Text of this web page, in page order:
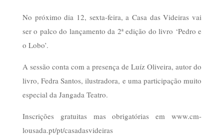
No próximo dia 12, sexta-feira, a Casa das Videiras vai
ser o palco do lançamento da 2ª edição do livro ‘Pedro e
o Lobo’.
A sessão conta com a presença de Luíz Oliveira, autor do
livro, Fedra Santos, ilustradora, e uma participação muito
especial da Jangada Teatro.
Inscrições gratuitas mas obrigatórias em www.cm-
lousada.pt/pt/casadasvideiras